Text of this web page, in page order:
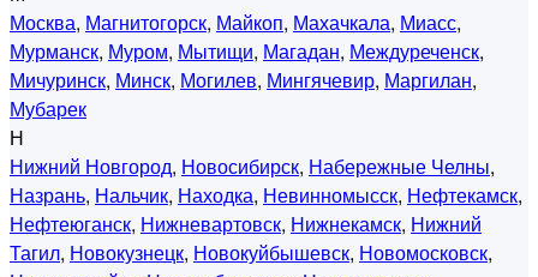
Москва, Магнитогорск, Майкоп, Махачкала, Миасс,
Мурманск, Муром, Мытищи, Магадан, Междуреченск,
Мичуринск, Минск, Могилев, Мингячевир, Маргилан,
Мубарек
Н
Нижний Новгород, Новосибирск, Набережные Челны,
Назрань, Нальчик, Находка, Невинномысск, Нефтекамск,
Нефтеюганск, Нижневартовск, Нижнекамск, Нижний
Тагил, Новокузнецк, Новокуйбышевск, Новомосковск,